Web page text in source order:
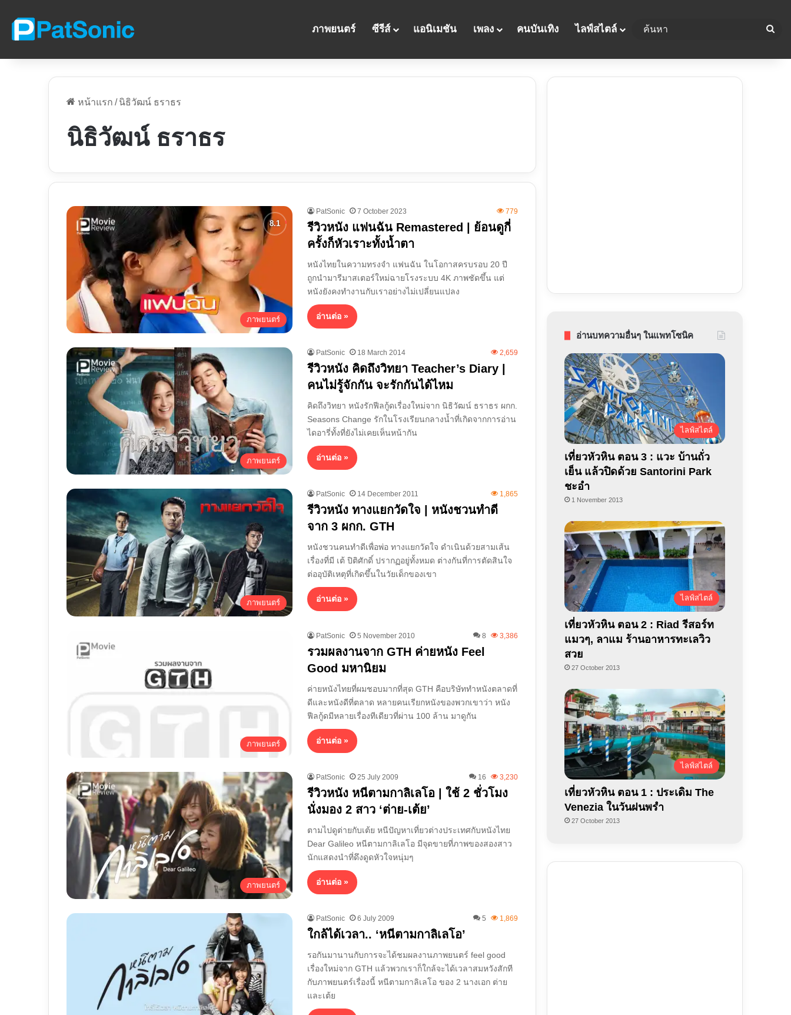
ภาพยนตร์ ซีรีส์ แอนิเมชัน เพลง คนบันเทิง ไลฟ์สไตล์
หน้าแรก / นิธิวัฒน์ ธราธร
นิธิวัฒน์ ธราธร
ภาพยนตร์
PatSonic 7 October 2023 779
รีวิวหนัง แฟนฉัน Remastered | ย้อนดูกี่
ครั้งก็หัวเราะทั้งน้ำตา
หนังไทยในความทรงจำ แฟนฉัน ในโอกาสครบรอบ 20 ปี
ถูกนำมารีมาสเตอร์ใหม่ฉายโรงระบบ 4K ภาพชัดขึ้น แต่
หนังยังคงทำงานกับเราอย่างไม่เปลี่ยนแปลง
อ่านต่อ »
ภาพยนตร์
PatSonic 18 March 2014 2,659
รีวิวหนัง คิดถึงวิทยา Teacher’s Diary |
คนไม่รู้จักกัน จะรักกันได้ไหม
คิดถึงวิทยา หนังรักฟีลกู้ดเรื่องใหม่จาก นิธิวัฒน์ ธราธร ผกก.
Seasons Change รักในโรงเรียนกลางน้ำที่เกิดจากการอ่าน
ไดอารี่ทั้งที่ยังไม่เคยเห็นหน้ากัน
อ่านต่อ »
ภาพยนตร์
PatSonic 14 December 2011 1,865
รีวิวหนัง ทางแยกวัดใจ | หนังชวนทำดี
จาก 3 ผกก. GTH
หนังชวนคนทำดีเพื่อพ่อ ทางแยกวัดใจ ดำเนินด้วยสามเส้น
เรื่องที่มี เต้ ปิติศักดิ์ ปรากฏอยู่ทั้งหมด ต่างกันที่การตัดสินใจ
ต่ออุบัติเหตุที่เกิดขึ้นในวัยเด็กของเขา
อ่านต่อ »
ภาพยนตร์
PatSonic 5 November 2010 8 3,386
รวมผลงานจาก GTH ค่ายหนัง Feel
Good มหานิยม
ค่ายหนังไทยที่ผมชอบมากที่สุด GTH คือบริษัททำหนังตลาดที่
ดีและหนังดีที่ตลาด หลายคนเรียกหนังของพวกเขาว่า หนัง
ฟีลกู้ดมีหลายเรื่องทีเดียวที่ผ่าน 100 ล้าน มาดูกัน
อ่านต่อ »
ภาพยนตร์
PatSonic 25 July 2009 16 3,230
รีวิวหนัง หนีตามกาลิเลโอ | ใช้ 2 ชั่วโมง
นั่งมอง 2 สาว ‘ต่าย-เต้ย’
ตามไปดูต่ายกับเต้ย หนีปัญหาเที่ยวต่างประเทศกับหนังไทย
Dear Galileo หนีตามกาลิเลโอ มีจุดขายที่ภาพของสองสาว
นักแสดงนำที่ดึงดูดหัวใจหนุ่มๆ
อ่านต่อ »
PatSonic 6 July 2009 5 1,869
ใกล้ได้เวลา.. ‘หนีตามกาลิเลโอ’
รอกันมานานกับการจะได้ชมผลงานภาพยนตร์ feel good
เรื่องใหม่จาก GTH แล้วพวกเราก็ใกล้จะได้เวลาสมหวังสักที
กับภาพยนตร์เรื่องนี้ หนีตามกาลิเลโอ ของ 2 นางเอก ต่าย
และเต้ย
อ่านบทความอื่นๆ ในแพทโซนิค
ไลฟ์สไตล์
เที่ยวหัวหิน ตอน 3 : แวะ บ้านถั่ว
เย็น แล้วปิดด้วย Santorini Park
ชะอำ
1 November 2013
ไลฟ์สไตล์
เที่ยวหัวหิน ตอน 2 : Riad รีสอร์ท
แมวๆ, ลาแม ร้านอาหารทะเลวิว
สวย
27 October 2013
ไลฟ์สไตล์
เที่ยวหัวหิน ตอน 1 : ประเดิม The
Venezia ในวันฝนพรำ
27 October 2013